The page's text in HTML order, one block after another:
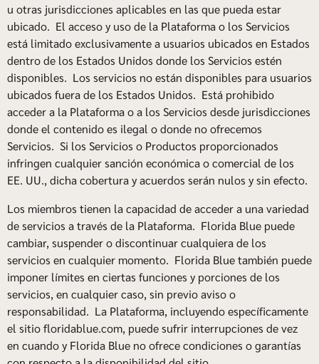
u otras jurisdicciones aplicables en las que pueda estar
ubicado. El acceso y uso de la Plataforma o los Servicios
está limitado exclusivamente a usuarios ubicados en Estados
dentro de los Estados Unidos donde los Servicios estén
disponibles. Los servicios no están disponibles para usuarios
ubicados fuera de los Estados Unidos. Está prohibido
acceder a la Plataforma o a los Servicios desde jurisdicciones
donde el contenido es ilegal o donde no ofrecemos
Servicios. Si los Servicios o Productos proporcionados
infringen cualquier sanción económica o comercial de los
EE. UU., dicha cobertura y acuerdos serán nulos y sin efecto.
Los miembros tienen la capacidad de acceder a una variedad
de servicios a través de la Plataforma. Florida Blue puede
cambiar, suspender o discontinuar cualquiera de los
servicios en cualquier momento. Florida Blue también puede
imponer límites en ciertas funciones y porciones de los
servicios, en cualquier caso, sin previo aviso o
responsabilidad. La Plataforma, incluyendo específicamente
el sitio floridablue.com, puede sufrir interrupciones de vez
en cuando y Florida Blue no ofrece condiciones o garantías